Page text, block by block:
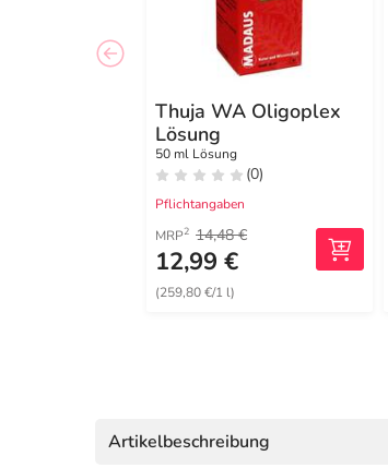
Thuja WA Oligoplex
Lösung
50 ml Lösung
(0)
Pflichtangaben
MRP2 14,48 €
12,99 €
(259,80 €/1 l)
Artikelbeschreibung